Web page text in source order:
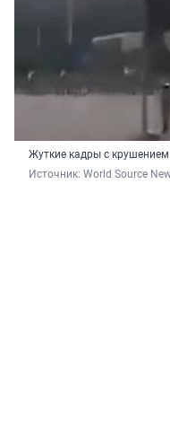
Жуткие кадры с крушением
Источник: World Source